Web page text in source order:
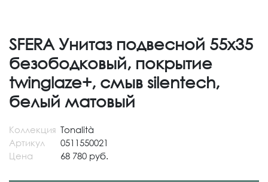
SFERA Унитаз подвесной 55х35
безободковый, покрытие
twinglaze+, смыв silentech,
белый матовый
Коллекция Tonalità
Артикул
0511550021
Цена
68 780 руб.